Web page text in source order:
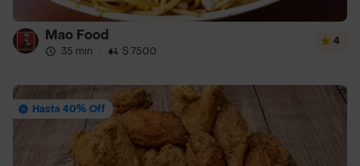
Mao Food
35 min · $ 7500
4
Hasta 40% Off